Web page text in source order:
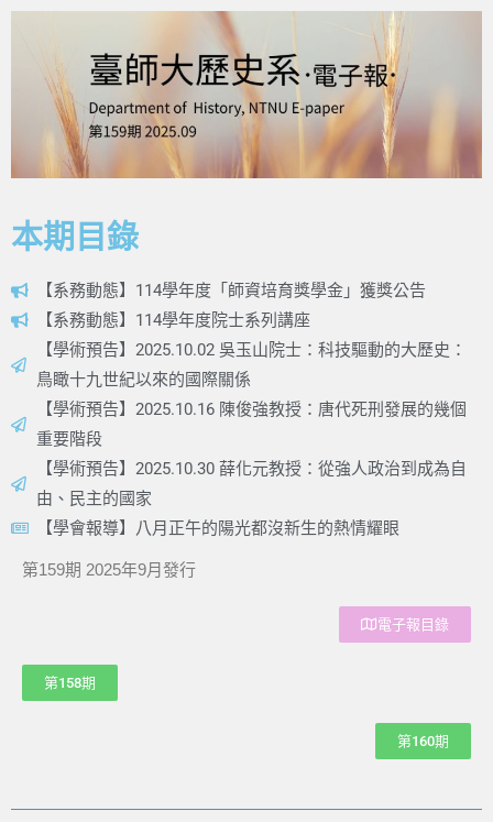
本期目錄
【系務動態】114學年度「師資培育獎學金」獲獎公告
【系務動態】114學年度院士系列講座
【學術預告】2025.10.02 吳玉山院士：科技驅動的大歷史：
鳥瞰十九世紀以來的國際關係
【學術預告】2025.10.16 陳俊強教授：唐代死刑發展的幾個
重要階段
【學術預告】2025.10.30 薛化元教授：從強人政治到成為自
由、民主的國家
【學會報導】八月正午的陽光都沒新生的熱情耀眼
第159期 2025年9月發行
電子報目錄
第158期
第160期